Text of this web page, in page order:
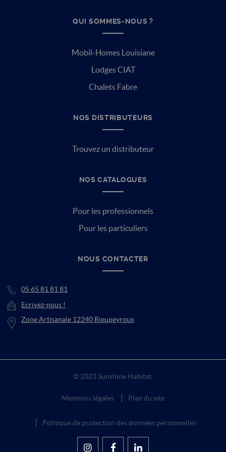
QUI SOMMES-NOUS ?
Mobil-Homes Louisiane
Lodges CIAT
Chalets Fabre
NOS DISTRIBUTEURS
Trouvez un distributeur
NOS CATALOGUES
Pour les professionnels
Pour les particuliers
NOUS CONTACTER
05 65 81 81 81
Ecrivez-nous !
Zone Artisanale 12240 Rieupeyroux
© 2023 Sunshine Habitat.
Mentions légales Plan du site
Politique de protection des données personnelles